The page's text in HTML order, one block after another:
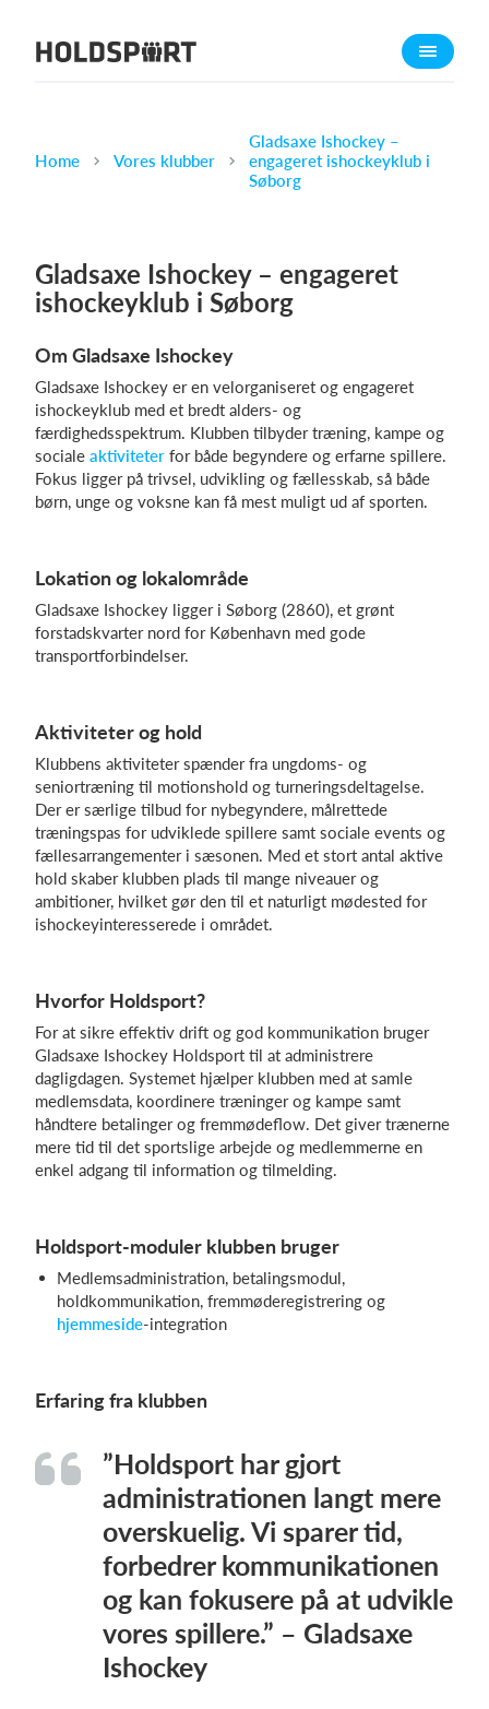
Om Holdsport
Karriere
Kalender
Kontingentopkrævning
Hjemmeside
Webshop
Billetsystem
Hvad koster det?
Home Vores klubber
Gladsaxe Ishockey –
engageret ishockeyklub i
Søborg
Gladsaxe Ishockey – engageret
ishockeyklub i Søborg
Om Gladsaxe Ishockey
Gladsaxe Ishockey er en velorganiseret og engageret
ishockeyklub med et bredt alders- og
færdighedsspektrum. Klubben tilbyder træning, kampe og
sociale aktiviteter for både begyndere og erfarne spillere.
Fokus ligger på trivsel, udvikling og fællesskab, så både
børn, unge og voksne kan få mest muligt ud af sporten.
Lokation og lokalområde
Gladsaxe Ishockey ligger i Søborg (2860), et grønt
forstadskvarter nord for København med gode
transportforbindelser.
Aktiviteter og hold
Klubbens aktiviteter spænder fra ungdoms- og
seniortræning til motionshold og turneringsdeltagelse.
Der er særlige tilbud for nybegyndere, målrettede
træningspas for udviklede spillere samt sociale events og
fællesarrangementer i sæsonen. Med et stort antal aktive
hold skaber klubben plads til mange niveauer og
ambitioner, hvilket gør den til et naturligt mødested for
ishockeyinteresserede i området.
Hvorfor Holdsport?
For at sikre effektiv drift og god kommunikation bruger
Gladsaxe Ishockey Holdsport til at administrere
dagligdagen. Systemet hjælper klubben med at samle
medlemsdata, koordinere træninger og kampe samt
håndtere betalinger og fremmødeflow. Det giver trænerne
mere tid til det sportslige arbejde og medlemmerne en
enkel adgang til information og tilmelding.
Holdsport-moduler klubben bruger
Medlemsadministration, betalingsmodul,
holdkommunikation, fremmøderegistrering og
hjemmeside-integration
Erfaring fra klubben
”Holdsport har gjort
administrationen langt mere
overskuelig. Vi sparer tid,
forbedrer kommunikationen
og kan fokusere på at udvikle
vores spillere.” – Gladsaxe
Ishockey